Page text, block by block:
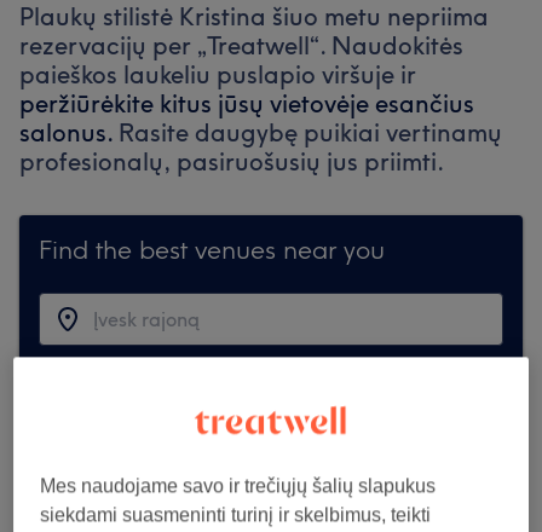
Plaukų stilistė Kristina šiuo metu nepriima
rezervacijų per „Treatwell“. Naudokitės
paieškos laukeliu puslapio viršuje ir
peržiūrėkite kitus jūsų vietovėje esančius
salonus. Rasite daugybę puikiai vertinamų
profesionalų, pasiruošusių jus priimti.
Find the best venues near you
Browse more venues
Mes naudojame savo ir trečiųjų šalių slapukus
siekdami suasmeninti turinį ir skelbimus, teikti